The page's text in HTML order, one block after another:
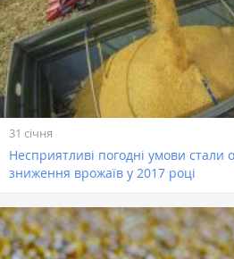
31 січня
Несприятливі погодні умови
зниження врожаїв у 2017 році